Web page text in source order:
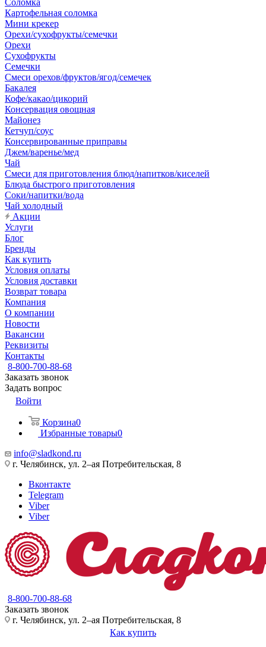
Соломка
Картофельная соломка
Мини крекер
Орехи/сухофрукты/семечки
Орехи
Сухофрукты
Семечки
Смеси орехов/фруктов/ягод/семечек
Бакалея
Кофе/какао/цикорий
Консервация овощная
Майонез
Кетчуп/соус
Консервированные приправы
Джем/варенье/мед
Чай
Смеси для приготовления блюд/напитков/киселей
Блюда быстрого приготовления
Соки/напитки/вода
Чай холодный
Акции
Услуги
Блог
Бренды
Как купить
Условия оплаты
Условия доставки
Возврат товара
Компания
О компании
Новости
Вакансии
Реквизиты
Контакты
8-800-700-88-68
Заказать звонок
Задать вопрос
Войти
Корзина0
Избранные товары0
info@sladkond.ru
г. Челябинск, ул. 2–ая Потребительская, 8
Вконтакте
Telegram
Viber
Viber
8-800-700-88-68
Заказать звонок
г. Челябинск, ул. 2–ая Потребительская, 8
Как купить